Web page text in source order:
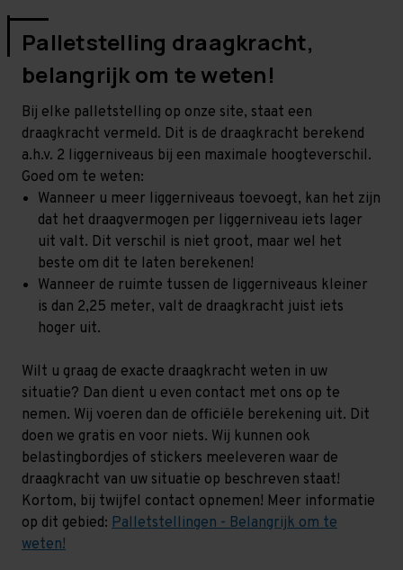
Palletstelling draagkracht,
belangrijk om te weten!
Bij elke palletstelling op onze site, staat een
draagkracht vermeld. Dit is de draagkracht berekend
a.h.v. 2 liggerniveaus bij een maximale hoogteverschil.
Goed om te weten:
Wanneer u meer liggerniveaus toevoegt, kan het zijn
dat het draagvermogen per liggerniveau iets lager
uit valt. Dit verschil is niet groot, maar wel het
beste om dit te laten berekenen!
Wanneer de ruimte tussen de liggerniveaus kleiner
is dan 2,25 meter, valt de draagkracht juist iets
hoger uit.
Wilt u graag de exacte draagkracht weten in uw
situatie? Dan dient u even contact met ons op te
nemen. Wij voeren dan de officiële berekening uit. Dit
doen we gratis en voor niets. Wij kunnen ook
belastingbordjes of stickers meeleveren waar de
draagkracht van uw situatie op beschreven staat!
Kortom, bij twijfel contact opnemen! Meer informatie
op dit gebied: Palletstellingen - Belangrijk om te
weten!